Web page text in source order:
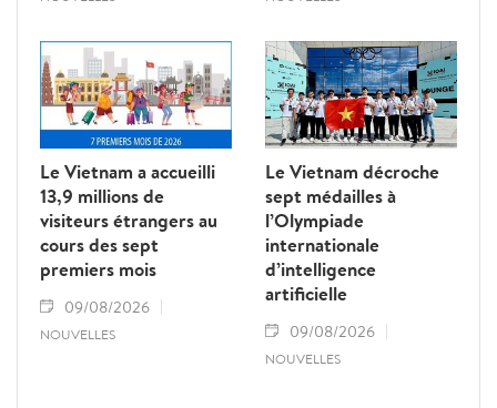
Le Vietnam a accueilli
13,9 millions de
visiteurs étrangers au
cours des sept
premiers mois
09/08/2026
NOUVELLES
Le Vietnam décroche
sept médailles à
l’Olympiade
internationale
d’intelligence
artificielle
09/08/2026
NOUVELLES